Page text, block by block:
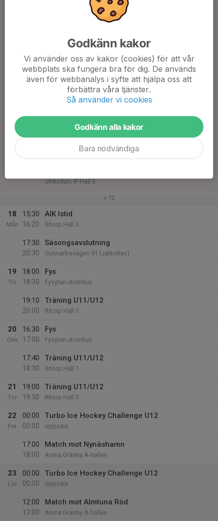
Match mot Järfälla HC gul
U12 Grupp 2 Nord
10:50
Match mot Nacka HK vit
U12 Grupp 2 Nord
Ulriksdals IP Hall 3
09:50
Match mot Nacka HK blå
U12 Grupp 2 Nord
Nacka Ishall
Match mot Brinkens IF vit
U12 Grupp 2 Nord
Ulriksdals IP Hall 3
v.12
18
Mån
15:30
16:20
AIK Istid
Ritorp Hall 3
17:30
20:30
Säsongsavslutning
Gunnarbovägen 91 (Jaktvillan)
19
Tis
18:00
18:30
Fys
Fysytan utomhus
19:10
20:00
Träning U11/U12
Ritorp Hall 1
20
Ons
16:30
17:00
Fys
Fysytan utomhus
17:40
18:30
Träning U11/U12
Ritorp Hall 1
21
Tor
19:00
19:50
Träning U11/U12
Ritorp Hall 3
22
Fre
00:00
00:00
Turbo Ice Hockey Challenge U12
Uppsala
17:00
18:00
Match mot Nynäshamn
Arena Gränby A-hallen
23
Lör
00:00
00:00
Turbo Ice Hockey Challenge U12
Uppsala
12:00
13:00
Match mot Almtuna Röd
Arena Gränby A-hallen
Godkänn kakor
Vi använder oss av kakor (cookies) för att vår
webbplats ska fungera bra för dig. De används
även för webbanalys i syfte att hjälpa oss att
förbättra våra tjänster.
Så använder vi cookies
Godkänn alla kakor
Bara nödvändiga